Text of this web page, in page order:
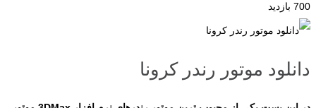
700 بازدید
دانلود موتور رندر کرونا